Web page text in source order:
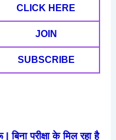
CLICK HERE
JOIN
SUBSCRIBE
परीक्षा के मिल रहा है